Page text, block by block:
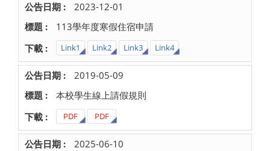
2023-12-01
113學年度寒假住宿申請
Link1 Link2 Link3 Link4
2019-05-09
本校學生線上請假規則
PDF PDF
2025-06-10